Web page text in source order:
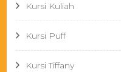
Kursi Kuliah
Kursi Puff
Kursi Tiffany